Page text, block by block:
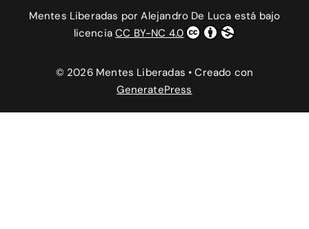
Mentes Liberadas porAlejandro De Luca está bajo
licenciaCC BY-NC 4.0
© 2026 Mentes Liberadas • Creado con
GeneratePress